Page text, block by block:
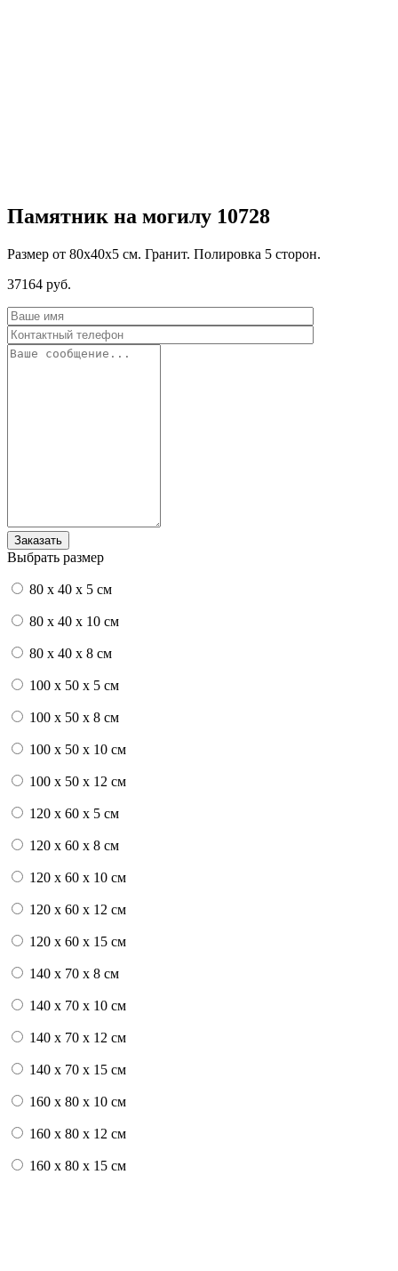
Памятник на могилу 10728
Размер от 80х40х5 см. Гранит. Полировка 5 сторон.
37164 руб.
Выбрать размер
80 x 40 x 5 см
80 x 40 x 10 см
80 x 40 x 8 см
100 x 50 x 5 см
100 х 50 х 8 см
100 x 50 x 10 см
100 x 50 x 12 см
120 x 60 x 5 см
120 x 60 x 8 см
120 x 60 x 10 см
120 x 60 x 12 см
120 x 60 x 15 см
140 x 70 x 8 см
140 x 70 x 10 см
140 x 70 x 12 см
140 x 70 x 15 см
160 x 80 x 10 см
160 x 80 x 12 см
160 x 80 x 15 см